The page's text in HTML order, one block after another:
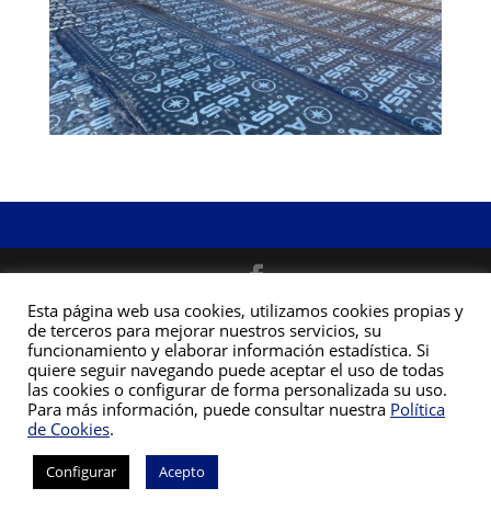
Aviso Legal |Política de Privacidad |Política de
Cookies
Diseñado porAsesores Internetpara Aplicaciones
Técnicas Vicapal
Esta página web usa cookies, utilizamos cookies propias y
de terceros para mejorar nuestros servicios, su
funcionamiento y elaborar información estadística. Si
quiere seguir navegando puede aceptar el uso de todas
las cookies o configurar de forma personalizada su uso.
Para más información, puede consultar nuestra Política
de Cookies.
Configurar Acepto